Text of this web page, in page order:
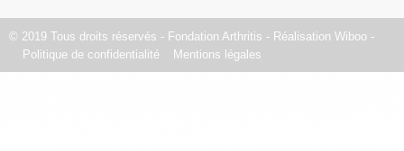
© 2019 Tous droits réservés - Fondation Arthritis - Réalisation Wiboo -
Politique de confidentialité
Mentions légales